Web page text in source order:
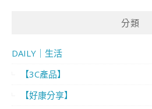
分類
DAILY｜生活
【3C產品】
【好康分享】